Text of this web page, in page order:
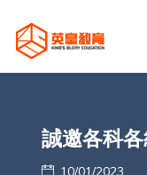
誠邀各科
10/01/2023